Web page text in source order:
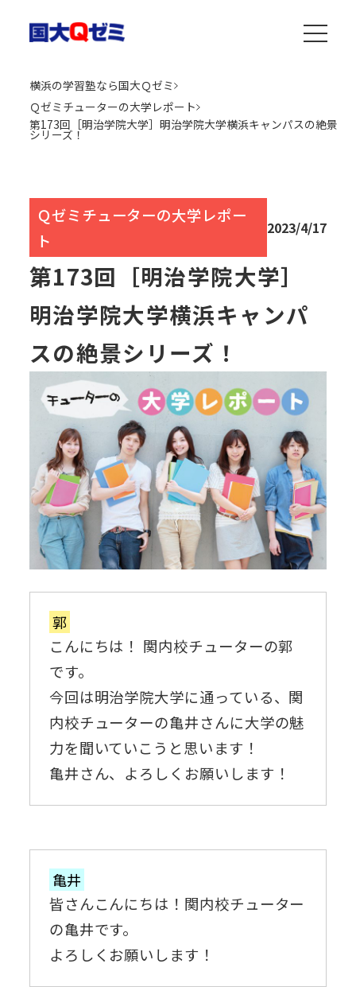
横浜の学習塾なら国大Ｑゼミ
Ｑゼミチューターの大学レポート
第173回［明治学院大学］明治学院大学横浜キャンパスの絶景
シリーズ！
Ｑゼミチューターの大学レポー
ト
2023/4/17
第173回［明治学院大学］
明治学院大学横浜キャンパ
スの絶景シリーズ！
郭
こんにちは！ 関内校チューターの郭
です。
今回は明治学院大学に通っている、関
内校チューターの亀井さんに大学の魅
力を聞いていこうと思います！
亀井さん、よろしくお願いします！
亀井
皆さんこんにちは！関内校チューター
の亀井です。
よろしくお願いします！